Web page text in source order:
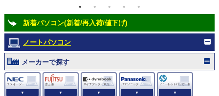
新着パソコン(新着/再入荷/値下げ)
ノートパソコン
メーカーで探す
▼ ▼ ▼ ▼ ▼